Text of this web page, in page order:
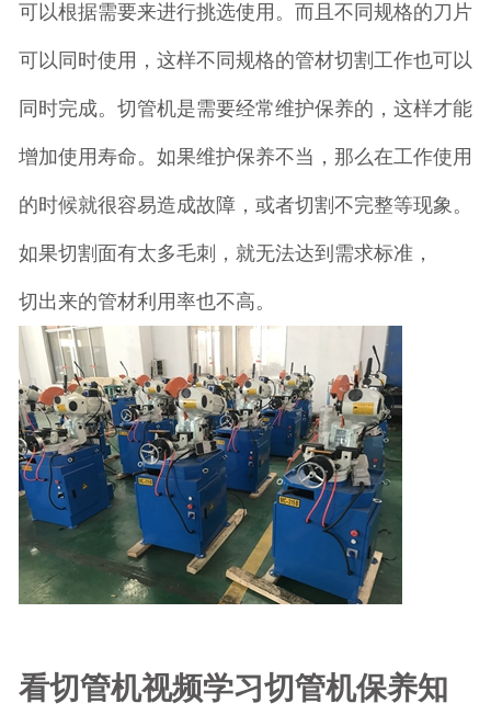
可以根据需要来进行挑选使用。而且不同规格的刀片
可以同时使用，这样不同规格的管材切割工作也可以
同时完成。切管机是需要经常维护保养的，这样才能
增加使用寿命。如果维护保养不当，那么在工作使用
的时候就很容易造成故障，或者切割不完整等现象。
如果切割面有太多毛刺，就无法达到需求标准，
切出来的管材利用率也不高。
看切管机视频学习切管机保养知